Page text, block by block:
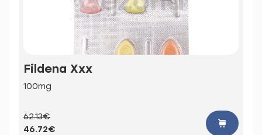
Fildena Xxx
100mg
62.13€
46.72€